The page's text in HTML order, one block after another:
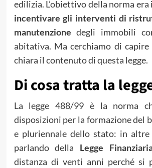
edilizia. L’obiettivo della norma
incentivare gli interventi di
manutenzione degli immobili
abitativa. Ma cerchiamo di
chiara il contenuto di questa legge.
Di cosa tratta la
La legge 488/99 è la norma
disposizioni per la formazione del
e pluriennale dello stato: in altre
parlando della Legge
distanza di venti anni perché si